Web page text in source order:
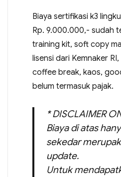
Biaya sertifikasi k3
Rp. 9.000.000,- sudah
training kit, soft copy
lisensi dari Kemnaker
coffee break, kaos,
belum termasuk pajak.
* DISCLAIMER
Biaya di atas
sekedar
update.
Untuk